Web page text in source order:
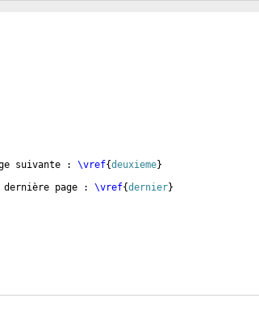
suivante : \vref{deuxieme}
page : \vref{dernier}